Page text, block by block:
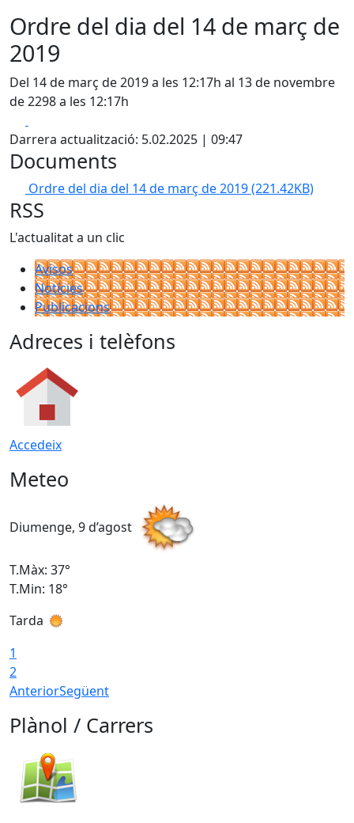
Ordre del dia del 14 de març de
2019
Del 14 de març de 2019 a les 12:17h al 13 de novembre
de 2298 a les 12:17h
Darrera actualització: 5.02.2025 | 09:47
Documents
Ordre del dia del 14 de març de 2019(221.42KB)
RSS
L'actualitat a un clic
Avisos
Notícies
Publicacions
Adreces i telèfons
Accedeix
Meteo
Diumenge, 9 d’agost
T.Màx: 37°
T.Min: 18°
Tarda
1
2
AnteriorSegüent
Plànol / Carrers